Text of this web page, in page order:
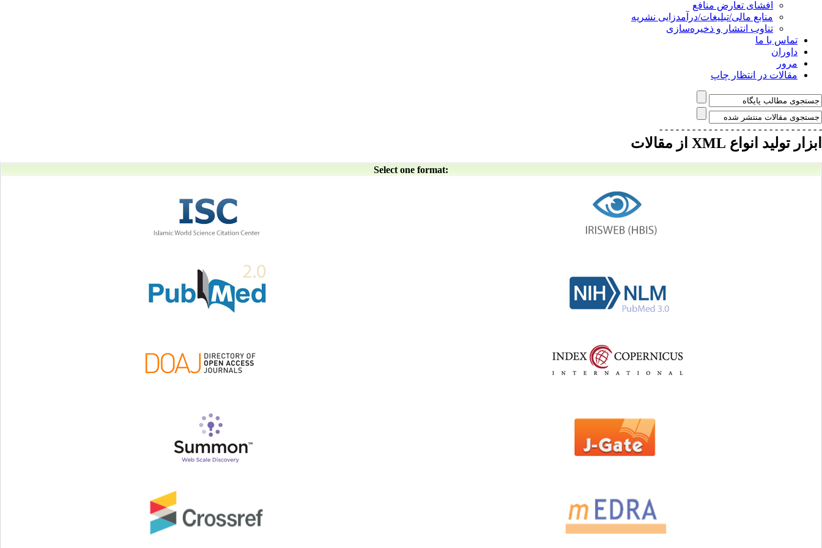
افشای تعارض منافع
منابع مالی/تبلیغات/درآمدزایی نشریه
تناوب انتشار و ذخیره‌سازی
تماس با ما
داوران
مرور
مقالات در انتظار چاپ
- - - - - - - - - - - - - - -
- - - - - - - - - - - - - - -
ابزار تولید انواع XML از مقالات
Select one format: